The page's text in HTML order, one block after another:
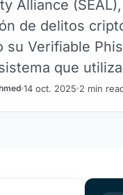
Alliance
de delitos
su Verifiable
que
para
14 oct. 2025 2 min